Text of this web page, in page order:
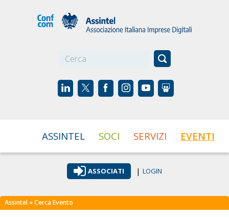
ASSINTEL SOCI SERVIZI EVENTI
ASSOCIATI | LOGIN
Assintel » Cerca Evento